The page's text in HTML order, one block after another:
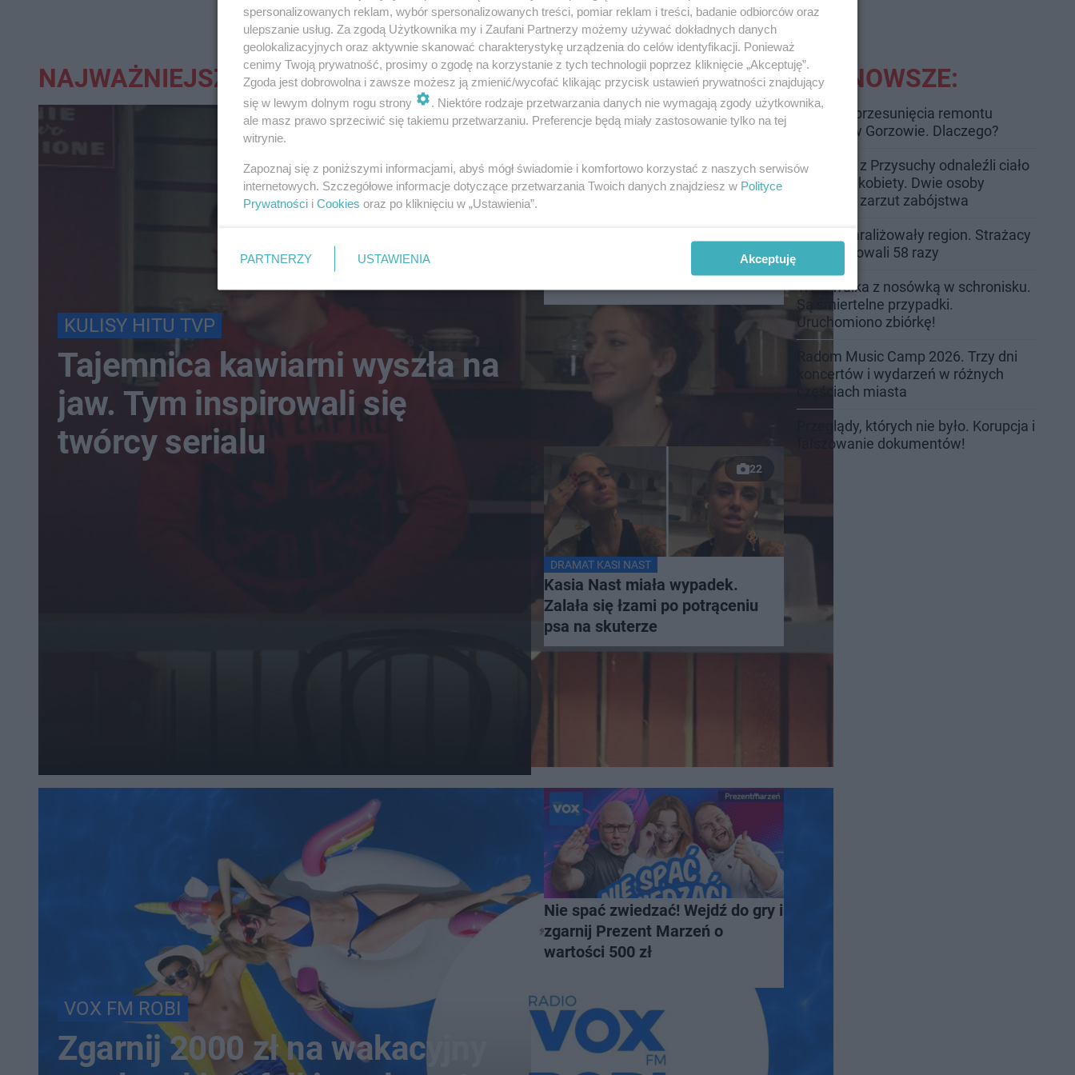
NAJWAŻNIEJSZE:
12
KULISY HITU TVP
Tajemnica kawiarni wyszła na
jaw. Tym inspirowali się
twórcy serialu
VOX FM ROBI
Zgarnij 2000 zł na wakacyjny
42
Czeka nas impreza wielkich
hitów. Sprawdź, kto zaśpiewa
22
DRAMAT KASI NAST
Kasia Nast miała wypadek.
Zalała się łzami po potrąceniu
psa na skuterze
Nie spać zwiedzać! Wejdź do gry i
zgarnij Prezent Marzeń o
wartości 500 zł
NAJNOWSZE:
Zmiany i przesunięcia remontu
bulwaru w Gorzowie. Dlaczego?
Policjanci z Przysuchy odnaleźli ciało
40-letniej kobiety. Dwie osoby
usłyszały zarzut zabójstwa
Burze sparaliżowały region. Strażacy
interweniowali 58 razy
Trwa walka z nosówką w schronisku.
Są śmiertelne przypadki.
Uruchomiono zbiórkę!
Radom Music Camp 2026. Trzy dni
koncertów i wydarzeń w różnych
częściach miasta
Przeglądy, których nie było. Korupcja i
fałszowanie dokumentów!
spersonalizowanych reklam, wybór spersonalizowanych treści, pomiar reklam i treści, badanie odbiorców oraz
ulepszanie usług. Za zgodą Użytkownika my i Zaufani Partnerzy możemy używać dokładnych danych
geolokalizacyjnych oraz aktywnie skanować charakterystykę urządzenia do celów identyfikacji. Ponieważ
cenimy Twoją prywatność, prosimy o zgodę na korzystanie z tych technologii poprzez kliknięcie „Akceptuję”.
Zgoda jest dobrowolna i zawsze możesz ją zmienić/wycofać klikając przycisk ustawień prywatności znajdujący
się w lewym dolnym rogu strony
. Niektóre rodzaje przetwarzania danych nie wymagają zgody użytkownika,
ale masz prawo sprzeciwić się takiemu przetwarzaniu. Preferencje będą miały zastosowanie tylko na tej
witrynie.
Zapoznaj się z poniższymi informacjami, abyś mógł świadomie i komfortowo korzystać z naszych serwisów
internetowych. Szczegółowe informacje dotyczące przetwarzania Twoich danych znajdziesz w Polityce
Prywatności i Cookies oraz po kliknięciu w „Ustawienia”.
PARTNERZY USTAWIENIA Akceptuję